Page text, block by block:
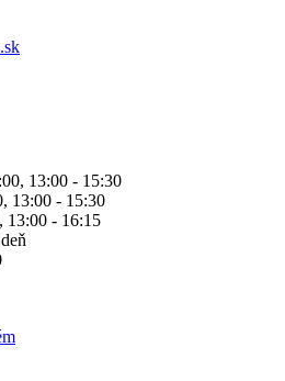
13:00 - 15:30
13:00 - 15:30
13:00 - 16:15